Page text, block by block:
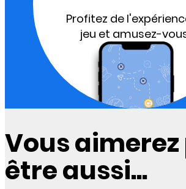
Profitez de
jeu et amusez-
Vous
être aussi...